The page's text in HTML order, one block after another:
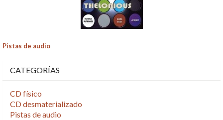
Pistas de audio
CATEGORÍAS
CD físico
CD desmaterializado
Pistas de audio